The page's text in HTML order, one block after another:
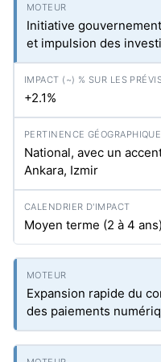
Initiative
et impulsion des
+2.1%
National, avec un
Ankara, Izmir
Moyen terme (2 à 4 ans)
Expansion rapide du
des paiements